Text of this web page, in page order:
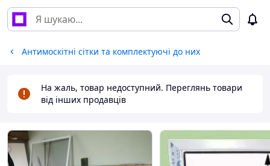
Антимоскітні сітки та комплектуючі до них
На жаль, товар недоступний. Переглянь товари
від інших продавців